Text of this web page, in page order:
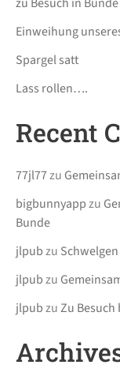
Einweihung
Spargel satt
Lass rollen….
Recent
77jl77zu
bigbunnyappzu
Bunde
jlpubzu
jlpubzu
jlpubzuZu